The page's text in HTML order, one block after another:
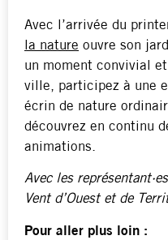
Avec l’arrivée du
la nature ouvre son
un moment convivial
ville, participez à une
écrin de nature
découvrez en continu
animations.
Avec les
Vent d’Ouest et de
Pour aller plus loin :